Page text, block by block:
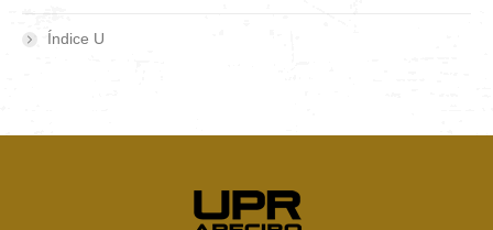
Índice U